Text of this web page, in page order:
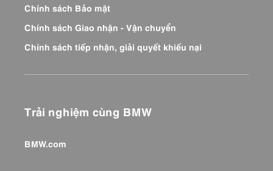
Chính sách Bảo mật
Chính sách Giao nhận - Vận chuyển
Chính sách tiếp nhận, giải quyết khiếu nại
Trải nghiệm cùng BMW
BMW.com